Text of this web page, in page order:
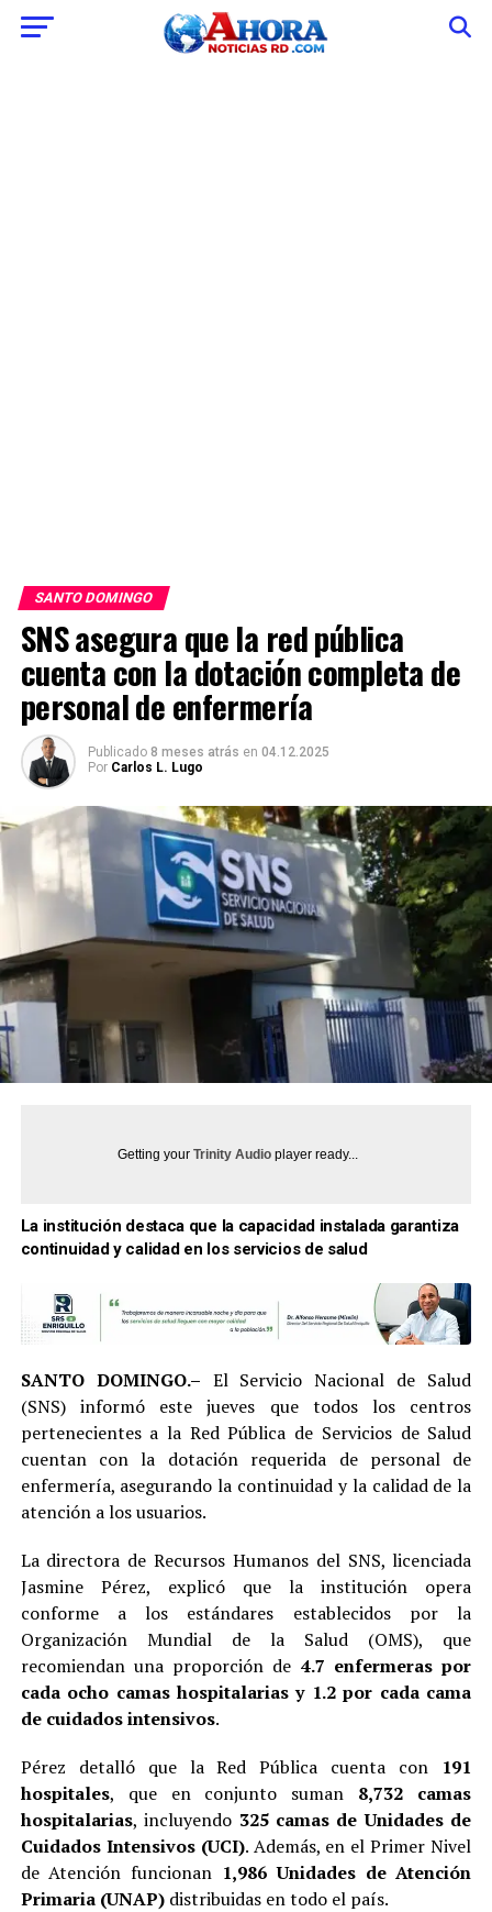
SANTO DOMINGO
SNS asegura que la red pública
cuenta con la dotación completa de
personal de enfermería
Publicado 8 meses atrás en 04.12.2025
Por Carlos L. Lugo
Getting your Trinity Audioplayer ready...
La institución destaca que la capacidad instalada garantiza
continuidad y calidad en los servicios de salud
SANTO DOMINGO.– El Servicio Nacional de Salud
(SNS) informó este jueves que todos los centros
pertenecientes a la Red Pública de Servicios de Salud
cuentan con la dotación requerida de personal de
enfermería, asegurando la continuidad y la calidad de la
atención a los usuarios.
La directora de Recursos Humanos del SNS, licenciada
Jasmine Pérez, explicó que la institución opera
conforme a los estándares establecidos por la
Organización Mundial de la Salud (OMS), que
recomiendan una proporción de 4.7 enfermeras por
cada ocho camas hospitalarias y 1.2 por cada cama
de cuidados intensivos.
Pérez detalló que la Red Pública cuenta con 191
hospitales, que en conjunto suman 8,732 camas
hospitalarias, incluyendo 325 camas de Unidades de
Cuidados Intensivos (UCI). Además, en el Primer Nivel
de Atención funcionan 1,986 Unidades de Atención
Primaria (UNAP)distribuidas en todo el país.